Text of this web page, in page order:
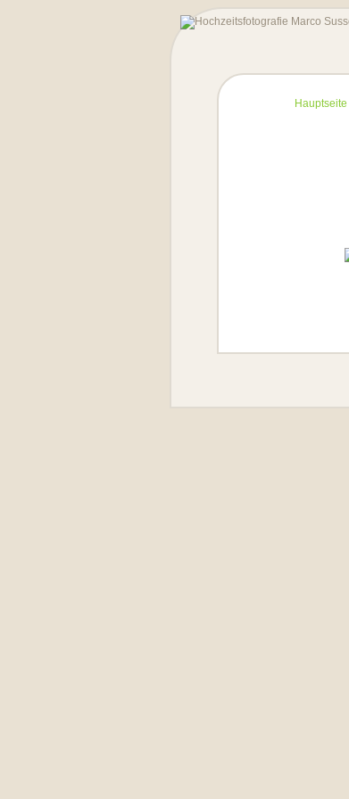
Hauptseite